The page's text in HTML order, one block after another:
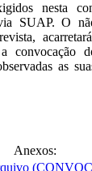
nesta
SUAP. O
convocação
as
Anexos: